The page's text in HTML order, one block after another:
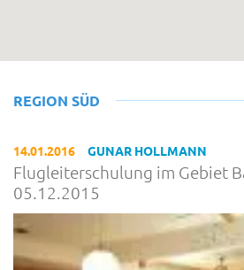
REGION SÜD
14.01.2016 GUNAR HOLLMANN
Flugleiterschulung im Gebiet
05.12.2015